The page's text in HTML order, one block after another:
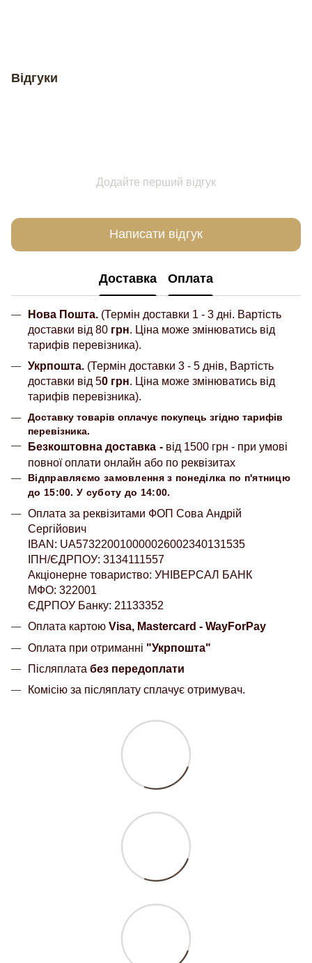
Відгуки
Додайте перший відгук
Написати відгук
Доставка Оплата
Нова Пошта. (Термін доставки 1 - 3 дні. Вартість
доставки від 80 грн. Ціна може змінюватись від
тарифів перевізника).
Укрпошта. (Термін доставки 3 - 5 днів, Вартість
доставки від 50 грн. Ціна може змінюватись від
тарифів перевізника).
Доставку товарів оплачує покупець згідно тарифів
перевізника.
Безкоштовна доставка - від 1500 грн - при умові
повної оплати онлайн або по реквізитах
Відправляємо замовлення з понеділка по п'ятницю
до 15:00. У суботу до 14:00.
Оплата за реквізитами ФОП Сова Андрій
Сергійович
IBAN: UA573220010000026002340131535
ІПН/ЄДРПОУ: 3134111557
Акціонерне товариство: УНІВЕРСАЛ БАНК
МФО: 322001
ЄДРПОУ Банку: 21133352
Оплата картою Visa, Mastercard - WayForPay
Оплата при отриманні "Укрпошта"
Післяплата без передоплати
Комісію за післяплату сплачує отримувач.